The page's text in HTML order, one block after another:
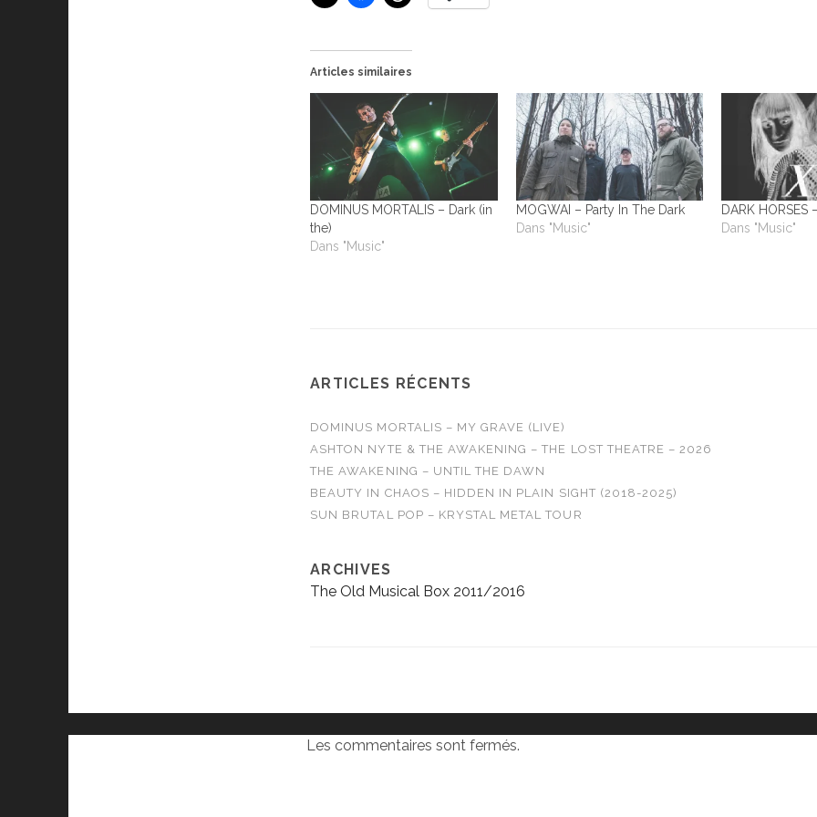
Articles similaires
DOMINUS MORTALIS – Dark (in
the)
Dans "Music"
MOGWAI – Party In The Dark
Dans "Music"
DARK HORSES
Dans "Music"
ARTICLES RÉCENTS
DOMINUS MORTALIS – MY GRAVE (LIVE)
ASHTON NYTE & THE AWAKENING – THE LOST THEATRE – 2026
THE AWAKENING – UNTIL THE DAWN
BEAUTY IN CHAOS – HIDDEN IN PLAIN SIGHT (2018-2025)
SUN BRUTAL POP – KRYSTAL METAL TOUR
ARCHIVES
The Old Musical Box 2011/2016
Les commentaires sont fermés.